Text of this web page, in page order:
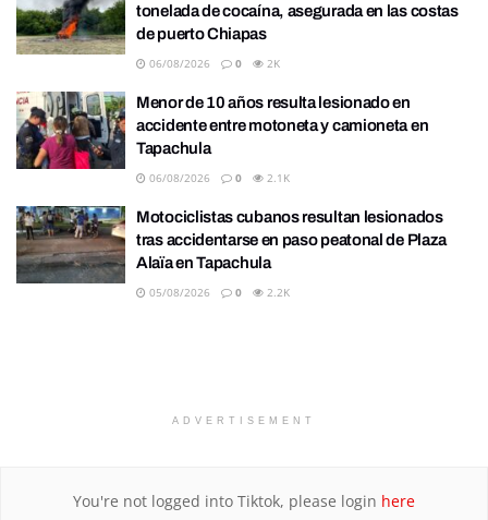
tonelada de cocaína, asegurada en las costas
de puerto Chiapas
06/08/2026 0 2K
Menor de 10 años resulta lesionado en
accidente entre motoneta y camioneta en
Tapachula
06/08/2026 0 2.1K
Motociclistas cubanos resultan lesionados
tras accidentarse en paso peatonal de Plaza
Alaïa en Tapachula
05/08/2026 0 2.2K
ADVERTISEMENT
You're not logged into Tiktok, please login here